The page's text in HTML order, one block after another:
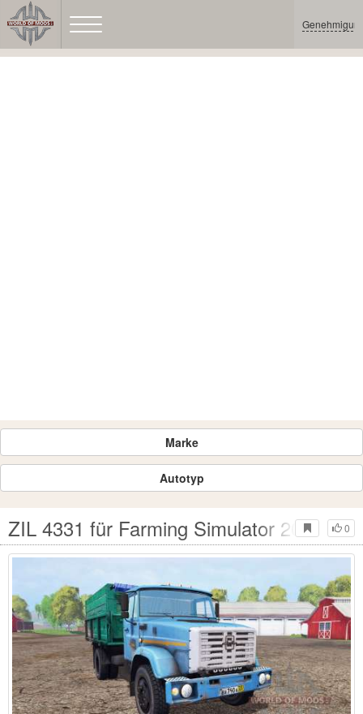
Marke
Autotyp
0
ZIL 4331 für Farming Simulator 2015